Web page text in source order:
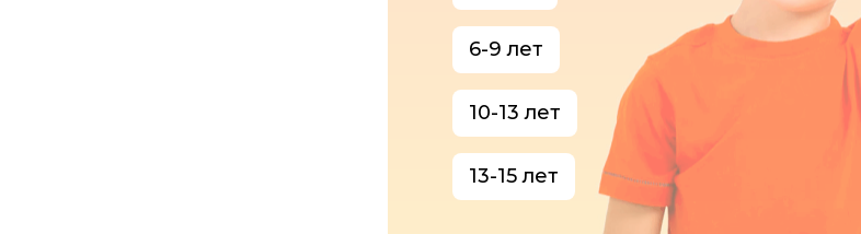
6-9 лет
10-13 лет
13-15 лет